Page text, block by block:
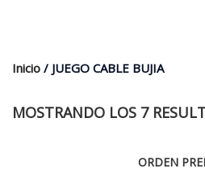
Inicio / JUEGO CABLE BUJIA
MOSTRANDO LOS 7